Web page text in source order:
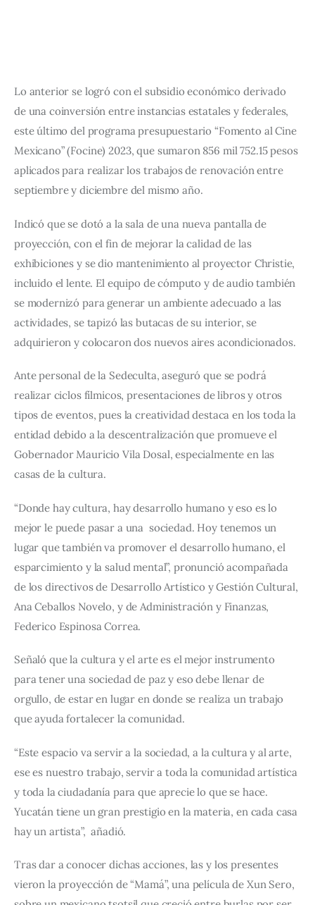
Lo anterior se logró con el subsidio económico derivado
de una coinversión entre instancias estatales y federales,
este último del programa presupuestario “Fomento al Cine
Mexicano” (Focine) 2023, que sumaron 856 mil 752.15 pesos
aplicados para realizar los trabajos de renovación entre
septiembre y diciembre del mismo año.
Indicó que se dotó a la sala de una nueva pantalla de
proyección, con el fin de mejorar la calidad de las
exhibiciones y se dio mantenimiento al proyector Christie,
incluido el lente. El equipo de cómputo y de audio también
se modernizó para generar un ambiente adecuado a las
actividades, se tapizó las butacas de su interior, se
adquirieron y colocaron dos nuevos aires acondicionados.
Ante personal de la Sedeculta, aseguró que se podrá
realizar ciclos fílmicos, presentaciones de libros y otros
tipos de eventos, pues la creatividad destaca en los toda la
entidad debido a la descentralización que promueve el
Gobernador Mauricio Vila Dosal, especialmente en las
casas de la cultura.
“Donde hay cultura, hay desarrollo humano y eso es lo
mejor le puede pasar a una  sociedad. Hoy tenemos un
lugar que también va promover el desarrollo humano, el
esparcimiento y la salud mental”, pronunció acompañada
de los directivos de Desarrollo Artístico y Gestión Cultural,
Ana Ceballos Novelo, y de Administración y Finanzas,
Federico Espinosa Correa.
Señaló que la cultura y el arte es el mejor instrumento
para tener una sociedad de paz y eso debe llenar de
orgullo, de estar en lugar en donde se realiza un trabajo
que ayuda fortalecer la comunidad.
“Este espacio va servir a la sociedad, a la cultura y al arte,
ese es nuestro trabajo, servir a toda la comunidad artística
y toda la ciudadanía para que aprecie lo que se hace.
Yucatán tiene un gran prestigio en la materia, en cada casa
hay un artista”,  añadió.
Tras dar a conocer dichas acciones, las y los presentes
vieron la proyección de “Mamá”, una película de Xun Sero,